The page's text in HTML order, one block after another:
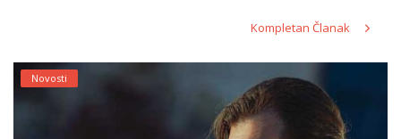
Kompletan Članak
Novosti